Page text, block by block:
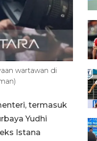
wartawan di
termasuk
Yudhi
Istana